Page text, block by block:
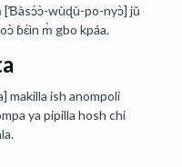
[Ɓàsɔ́ɔ̀-wùɖù-po-nyɔ̀] jǔ
ɓɛ́ìn m̀ gbo kpáa.
makilla ish anompoli
ya pipilla hosh chi